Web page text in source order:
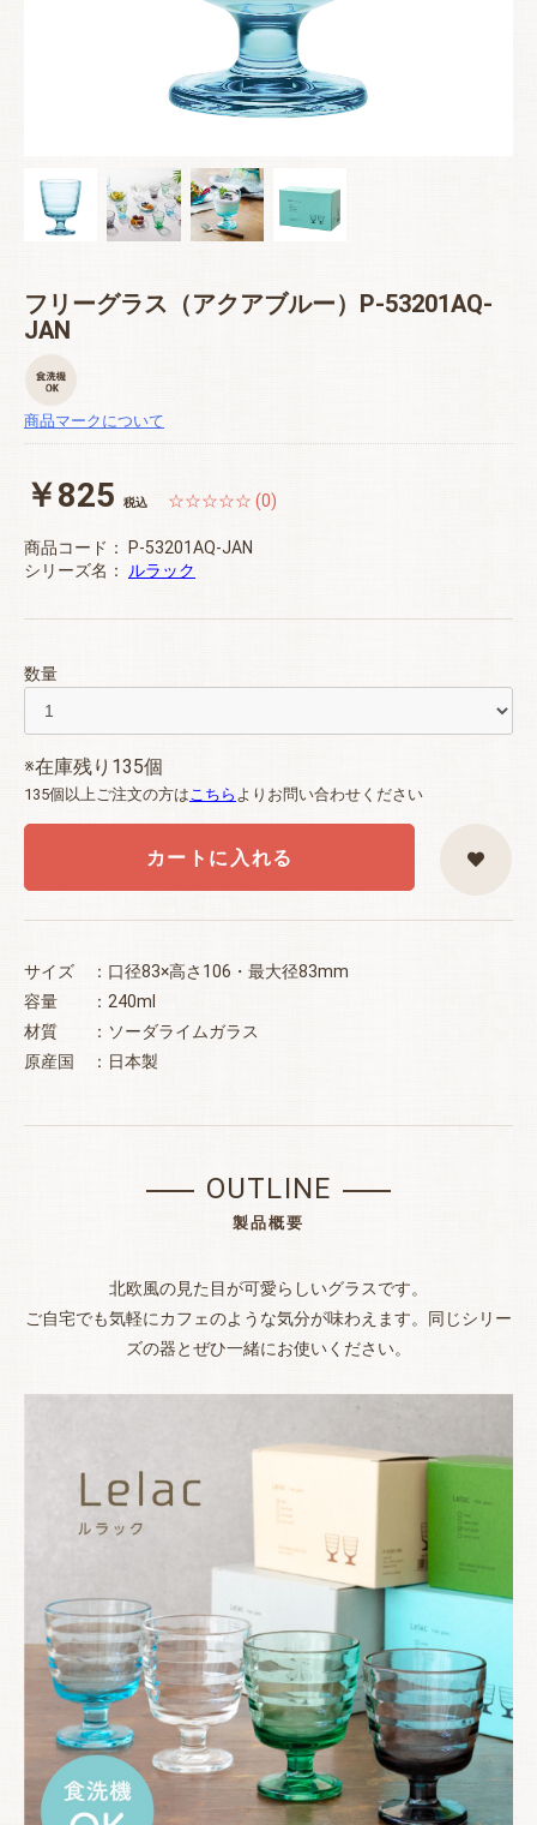
フリーグラス（アクアブルー）P-53201AQ-
JAN
商品マークについて
￥825 税込 ☆☆☆☆☆ (0)
商品コード：
P-53201AQ-JAN
シリーズ名：
ルラック
数量
※在庫残り135個
135個以上ご注文の方はこちら よりお問い合わせください
カートに入れる
サイズ ：口径83×高さ106・最大径83mm
容量 ：240ml
材質 ：ソーダライムガラス
原産国 ：日本製
OUTLINE
製品概要
北欧風の見た目が可愛らしいグラスです。
ご自宅でも気軽にカフェのような気分が味わえます。同じシリー
ズの器とぜひ一緒にお使いください。